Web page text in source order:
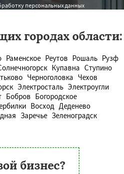
персональных данных
городах области:
Раменское Реутов Рошаль Рузф
Купавна Ступино
Черноголовка Чехов
Электросталь Электроугли
Бобров Богородское
Восход Деденево
Заречье Зеленоградск
бизнес?